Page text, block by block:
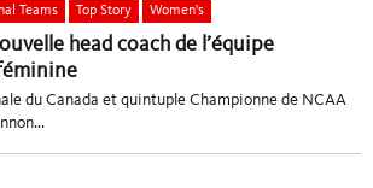
Teams Top Story Women's
head coach de l’équipe
du Canada et quintuple Championne de NCAA